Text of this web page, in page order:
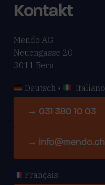
Kontakt
Mendo AG
Neuengasse 20
3011 Bern
Deutsch • Italiano
→ 031 380 10 03
→ info@mendo.ch
Français